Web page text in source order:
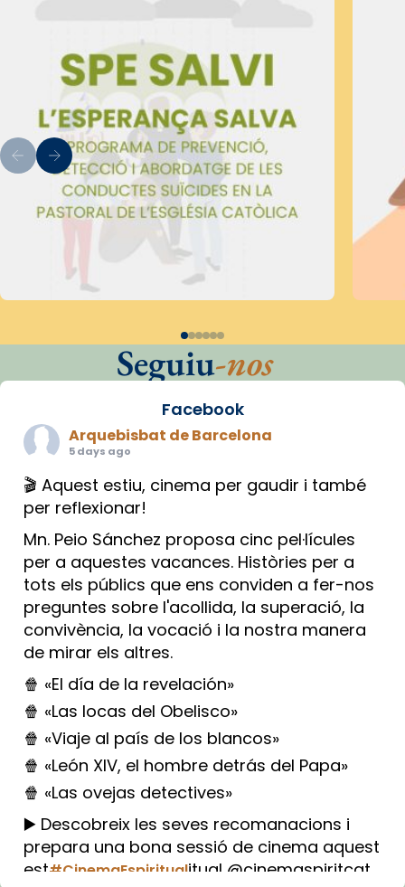
Seguiu-nos
Facebook
Arquebisbat de Barcelona
5 days ago
🎬 Aquest estiu, cinema per gaudir i també
per reflexionar!
Mn. Peio Sánchez proposa cinc pel·lícules
per a aquestes vacances. Històries per a
tots els públics que ens conviden a fer-nos
preguntes sobre l'acollida, la superació, la
convivència, la vocació i la nostra manera
de mirar els altres.
🍿 «El día de la revelación»
🍿 «Las locas del Obelisco»
🍿 «Viaje al país de los blancos»
🍿 «León XIV, el hombre detrás del Papa»
🍿 «Las ovejas detectives»
▶️ Descobreix les seves recomanacions i
prepara una bona sessió de cinema aquest
est#CinemaEspiritualitual @cinemaspiritcat